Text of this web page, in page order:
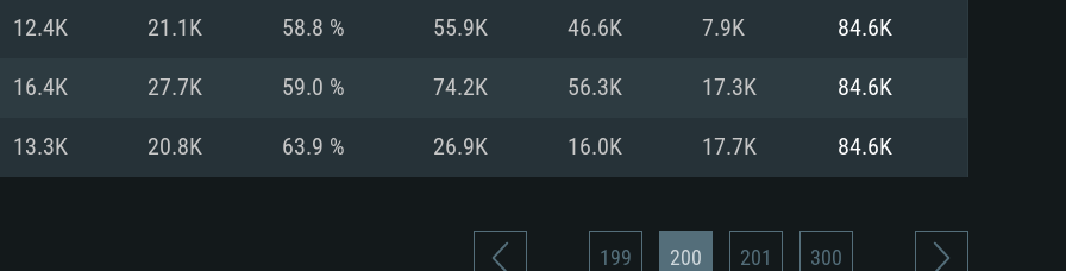
Disque dur: 75.9 Go (client complet)
Disque dur: 62,2 Go (client complet)
haut débit
Disque dur: 60,2 Go (client complet)
12.4K 21.1K 58.8 % 55.9K 46.6K 7.9K 84.6K
16.4K 27.7K 59.0 % 74.2K 56.3K 17.3K 84.6K
13.3K 20.8K 63.9 % 26.9K 16.0K 17.7K 84.6K
199 200 201 300